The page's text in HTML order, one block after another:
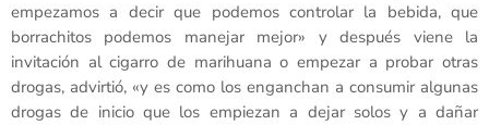
empezamos a decir que podemos controlar la bebida, que
borrachitos podemos manejar mejor» y después viene la
invitación al cigarro de marihuana o empezar a probar otras
drogas, advirtió, «y es como los enganchan a consumir algunas
drogas de inicio que los empiezan a dejar solos y a dañar